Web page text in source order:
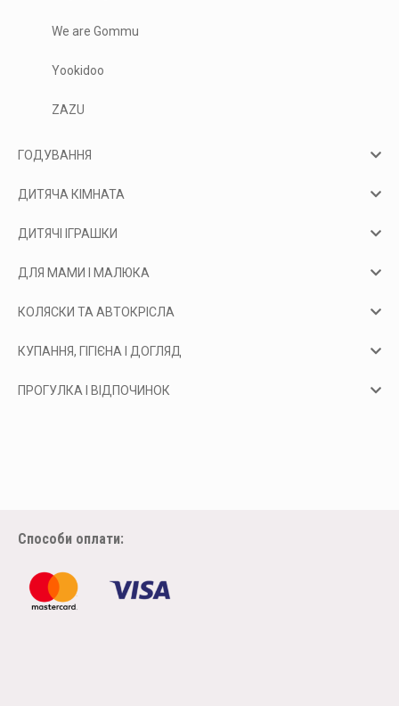
We are Gommu
Yookidoo
ZAZU
ГОДУВАННЯ
ДИТЯЧА КІМНАТА
ДИТЯЧІ ІГРАШКИ
ДЛЯ МАМИ І МАЛЮКА
КОЛЯСКИ ТА АВТОКРІСЛА
КУПАННЯ, ГІГІЄНА І ДОГЛЯД
ПРОГУЛКА І ВІДПОЧИНОК
Способи оплати: